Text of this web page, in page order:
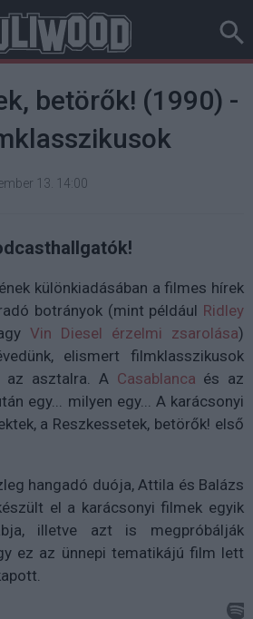
betörők! (1990) -
13. 14:00
különkiadásában a filmes hírek
botrányok (mint például Ridley
Vin Diesel érzelmi zsarolása)
elismert filmklasszikusok
az asztalra. A Casablanca és az
egy... milyen egy... A karácsonyi
a Reszkessetek, betörők! első
hangadó duója, Attila és Balázs
el a karácsonyi filmek egyik
illetve azt is megpróbálják
ez az ünnepi tematikájú film lett